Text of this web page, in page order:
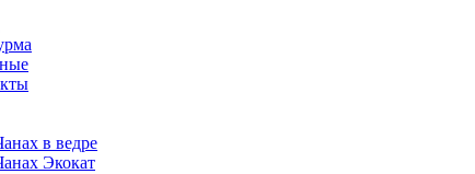
в ведре
Экокат